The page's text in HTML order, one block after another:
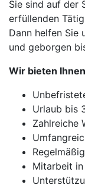
Sie sind auf der
erfüllenden
Dann helfen Sie
und geborgen
Wir bieten
Urlaub bis
Zahlreiche
Mitarbeit in